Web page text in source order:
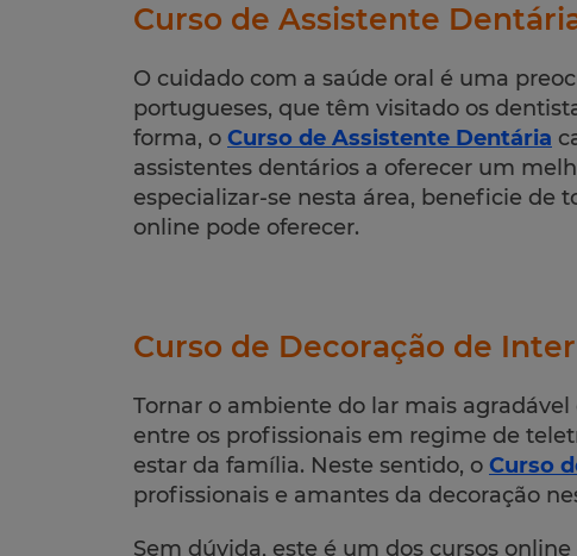
Curso de Assistente
O cuidado com a saúde oral é uma
portugueses, que têm visitado os
forma, o Curso de Assistente Dentária
assistentes dentários a oferecer um
especializar-se nesta área, beneficie de
online pode oferecer.
Curso de Decoração de
Tornar o ambiente do lar mais
entre os profissionais em regime de
estar da família. Neste sentido, o Curso
profissionais e amantes da decoração
Sem dúvida, este é um dos cursos